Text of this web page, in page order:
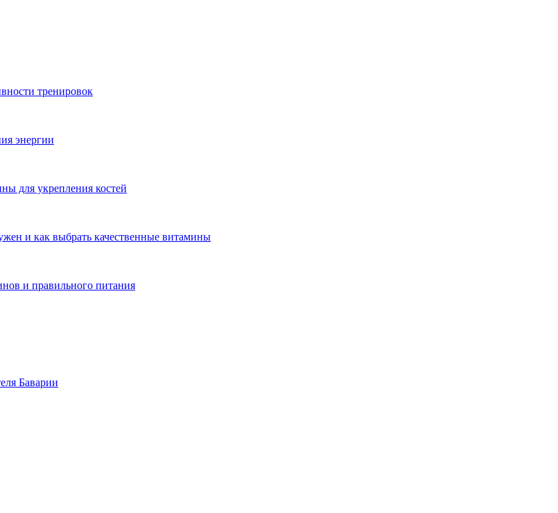
тренировок
энергии
для укрепления костей
и как выбрать качественные витамины
и правильного питания
Баварии